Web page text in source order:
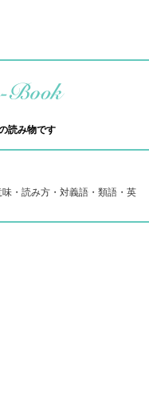
読み物です
・読み方・対義語・類語・英